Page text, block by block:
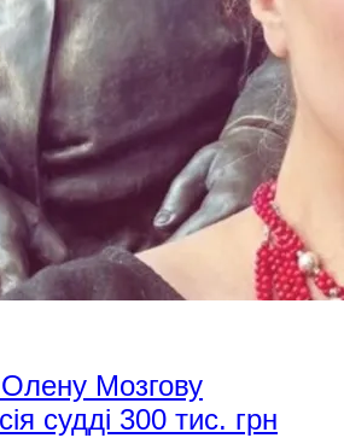
Мозгову
судді 300 тис. грн